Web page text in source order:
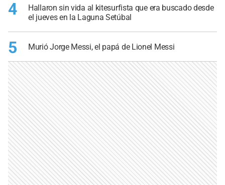
4
Hallaron sin vida al kitesurfista que era buscado desde
el jueves en la Laguna Setúbal
5 Murió Jorge Messi, el papá de Lionel Messi